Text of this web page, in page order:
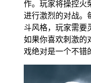
作。玩家将操控火
进行激烈的对战。
斗风格，玩家需要
如果你喜欢刺激的
戏绝对是一个不错